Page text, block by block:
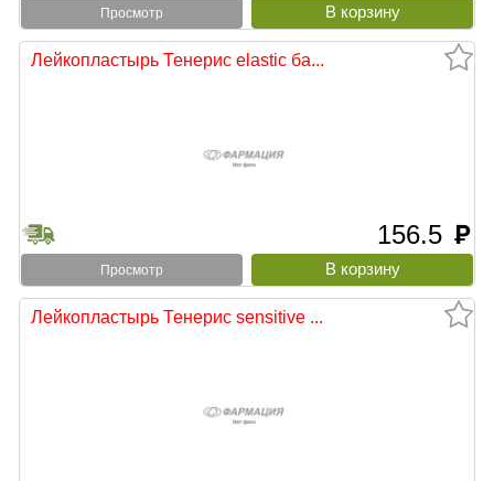
Просмотр
Лейкопластырь Тенерис elastic ба...
156.5 руб
Просмотр
Лейкопластырь Тенерис sensitive ...